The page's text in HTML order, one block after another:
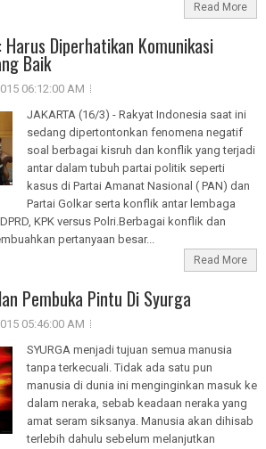
Read More
Diperhatikan Komunikasi
Baik
06:12:00 AM
JAKARTA (16/3) - Rakyat Indonesia saat ini
sedang dipertontonkan fenomena negatif
soal berbagai kisruh dan konflik yang terjadi
antar dalam tubuh partai politik seperti
kasus di Partai Amanat Nasional ( PAN) dan
Partai Golkar serta konflik antar lembaga
KPK versus Polri.Berbagai konflik dan
pertanyaan besar...
Read More
Pembuka Pintu Di Syurga
05:46:00 AM
SYURGA menjadi tujuan semua manusia
tanpa terkecuali. Tidak ada satu pun
manusia di dunia ini menginginkan masuk ke
dalam neraka, sebab keadaan neraka yang
amat seram siksanya. Manusia akan dihisab
terlebih dahulu sebelum melanjutkan